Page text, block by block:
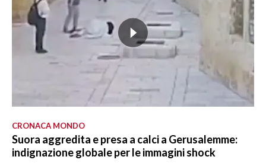
CRONACA MONDO
Suora aggredita e presa a calci a Gerusalemme:
indignazione globale per le immagini shock